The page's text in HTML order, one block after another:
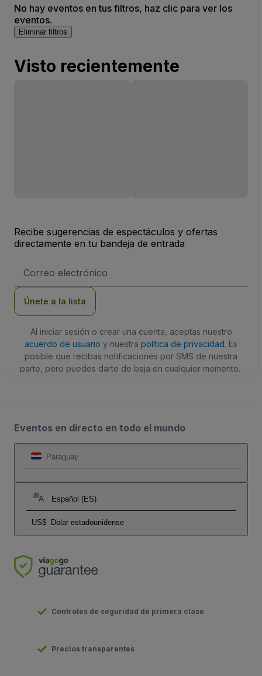
No hay eventos en tus filtros, haz clic para ver los
eventos.
Eliminar filtros
Visto recientemente
Recibe sugerencias de espectáculos y ofertas
directamente en tu bandeja de entrada
de
Únete a la lista
Al iniciar sesión o crear una cuenta, aceptas nuestro
acuerdo de usuario y nuestra política de privacidad. Es
posible que recibas notificaciones por SMS de nuestra
parte, pero puedes darte de baja en cualquier momento.
Eventos en directo en todo el mundo
Paraguay
Español (ES)
US$ Dolar estadounidense
Controles de seguridad de primera clase
Precios transparentes